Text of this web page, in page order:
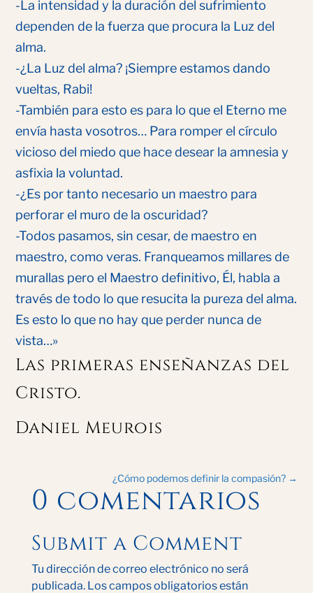
-La intensidad y la duración del sufrimiento
dependen de la fuerza que procura la Luz del
alma.
-¿La Luz del alma? ¡Siempre estamos dando
vueltas, Rabi!
-También para esto es para lo que el Eterno me
envía hasta vosotros… Para romper el círculo
vicioso del miedo que hace desear la amnesia y
asfixia la voluntad.
-¿Es por tanto necesario un maestro para
perforar el muro de la oscuridad?
-Todos pasamos, sin cesar, de maestro en
maestro, como veras. Franqueamos millares de
murallas pero el Maestro definitivo, Él, habla a
través de todo lo que resucita la pureza del alma.
Es esto lo que no hay que perder nunca de
vista…»
Las primeras enseñanzas del
Cristo.
Daniel Meurois
¿Cómo podemos definir la compasión?→
0 comentarios
Submit a Comment
Tu dirección de correo electrónico no será
publicada. Los campos obligatorios están